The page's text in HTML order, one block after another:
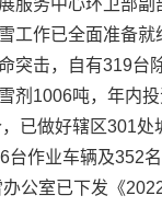
工作已全面准备就
突击，自有319台
剂1006吨，年内
已做好辖区301处
台作业车辆及352名
办公室已下发《